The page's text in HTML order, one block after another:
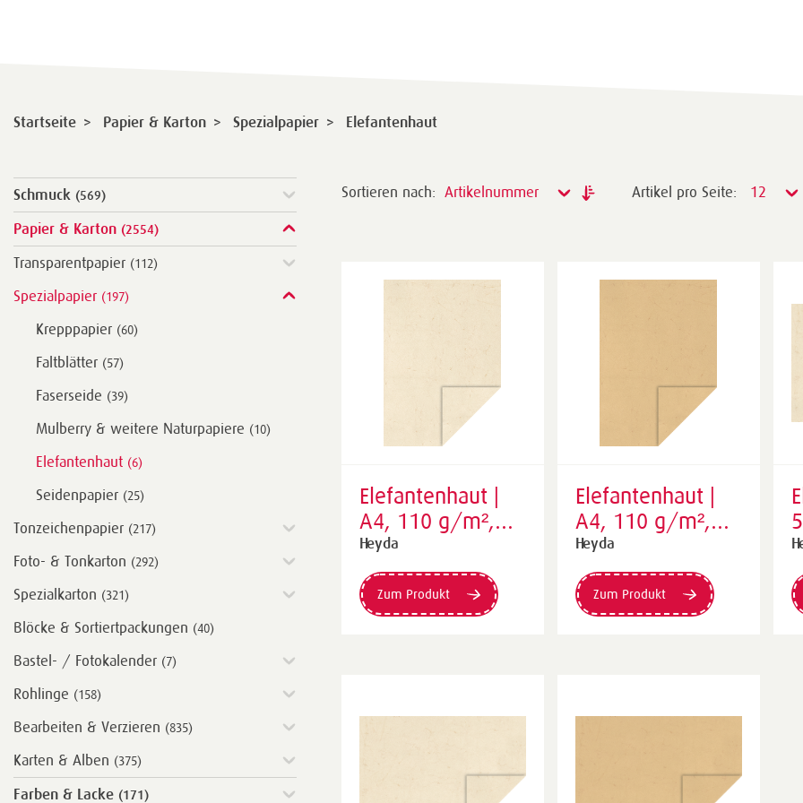
Startseite > Papier & Karton > Spezialpapier > Elefantenhaut
Schmuck (569)
Papier & Karton (2554)
Transparentpapier (112)
Spezialpapier (197)
Krepppapier (60)
Faltblätter (57)
Faserseide (39)
Mulberry & weitere Naturpapiere (10)
Elefantenhaut (6)
Seidenpapier (25)
Tonzeichenpapier (217)
Foto- & Tonkarton (292)
Spezialkarton (321)
Blöcke & Sortiertpackungen (40)
Bastel- / Fotokalender (7)
Rohlinge (158)
Bearbeiten & Verzieren (835)
Karten & Alben (375)
Farben & Lacke (171)
Sortieren nach: Artikelnummer Artikel pro Seite: 12
Elefantenhaut |
A4, 110 g/m²,
weiß
Heyda
Zum Produkt
Elefantenhaut |
A4, 110 g/m²,
chamois
Heyda
Zum Produkt